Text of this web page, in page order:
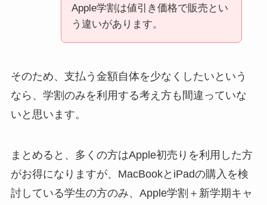
Apple学割は値引き価格で販売とい
う違いがあります。
そのため、支払う金額自体を少なくしたいという
なら、学割のみを利用する考え方も間違っていな
いと思います。
まとめると、多くの方はApple初売りを利用した方
がお得になりますが、MacBookとiPadの購入を検
討している学生の方のみ、Apple学割＋新学期キャ